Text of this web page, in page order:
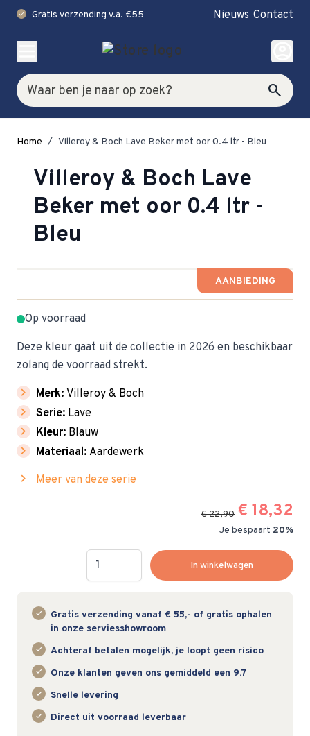
check Gratis verzending v.a. €55 Nieuws Contact
Zoek search
account_circle
Home / Villeroy & Boch Lave Beker met oor 0.4 ltr - Bleu
Villeroy & Boch Lave
Beker met oor 0.4 ltr -
Bleu
AANBIEDING
Op voorraad
Deze kleur gaat uit de collectie in 2026 en beschikbaar
zolang de voorraad strekt.
chevron_right Merk: Villeroy & Boch
chevron_right Serie: Lave
chevron_right Kleur: Blauw
chevron_right Materiaal: Aardewerk
chevron_right Meer van deze serie
€ 22,90 € 18,32
Je bespaart 20%
Hoeveelheid
In winkelwagen
Gratis verzending vanaf € 55,- of gratis ophalen
in onze serviesshowroom
Achteraf betalen mogelijk, je loopt geen risico
Onze klanten geven ons gemiddeld een 9.7
Snelle levering
Direct uit voorraad leverbaar